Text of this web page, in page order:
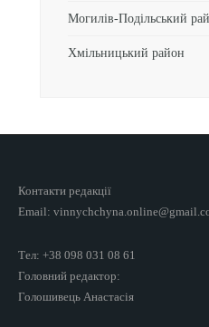
Могилів-Подільський
Хмільницький район
Контакти редакції
Email:
Тел: +38 098 031 08 61
Головний редактор:
Голошивець Анастасія